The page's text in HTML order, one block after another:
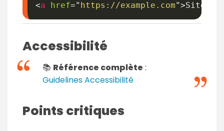
<a href=" https://example.com">Site
Accessibilité
📚 Référence complète :
Guidelines Accessibilité
Points critiques